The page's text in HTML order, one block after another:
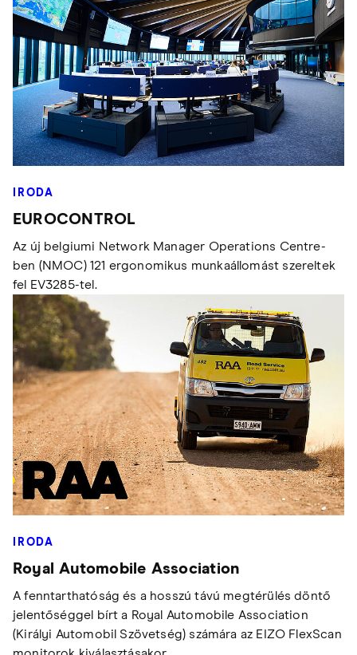
IRODA
EUROCONTROL
Az új belgiumi Network Manager Operations Centre-
ben (NMOC) 121 ergonomikus munkaállomást szereltek
fel EV3285-tel.
IRODA
Royal Automobile Association
A fenntarthatóság és a hosszú távú megtérülés döntő
jelentőséggel bírt a Royal Automobile Association
(Királyi Automobil Szövetség) számára az EIZO FlexScan